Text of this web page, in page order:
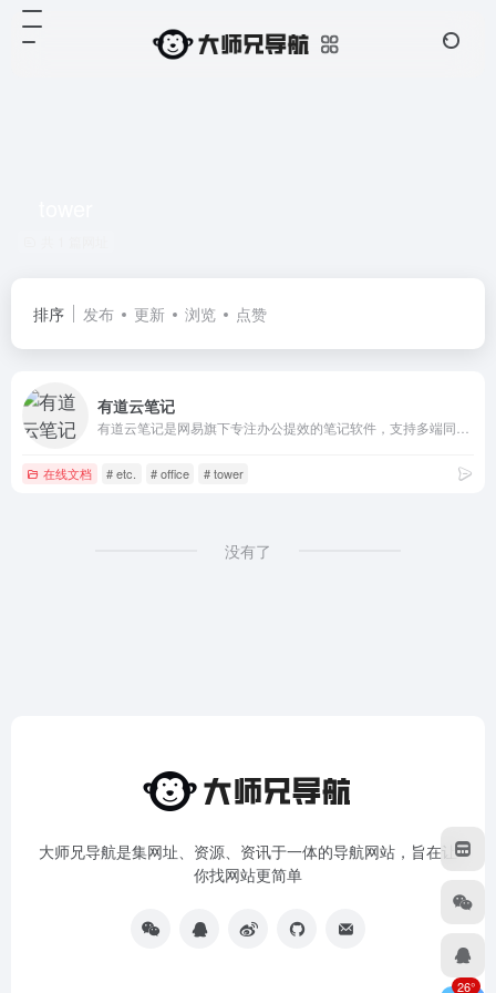
排序 发布 更新 浏览 点赞
有道云笔记
在线文档 # etc. # office # tower
没有了
大师兄导航是集网址、资源、资讯于一体的导航网站，旨在让
你找网站更简单
26°